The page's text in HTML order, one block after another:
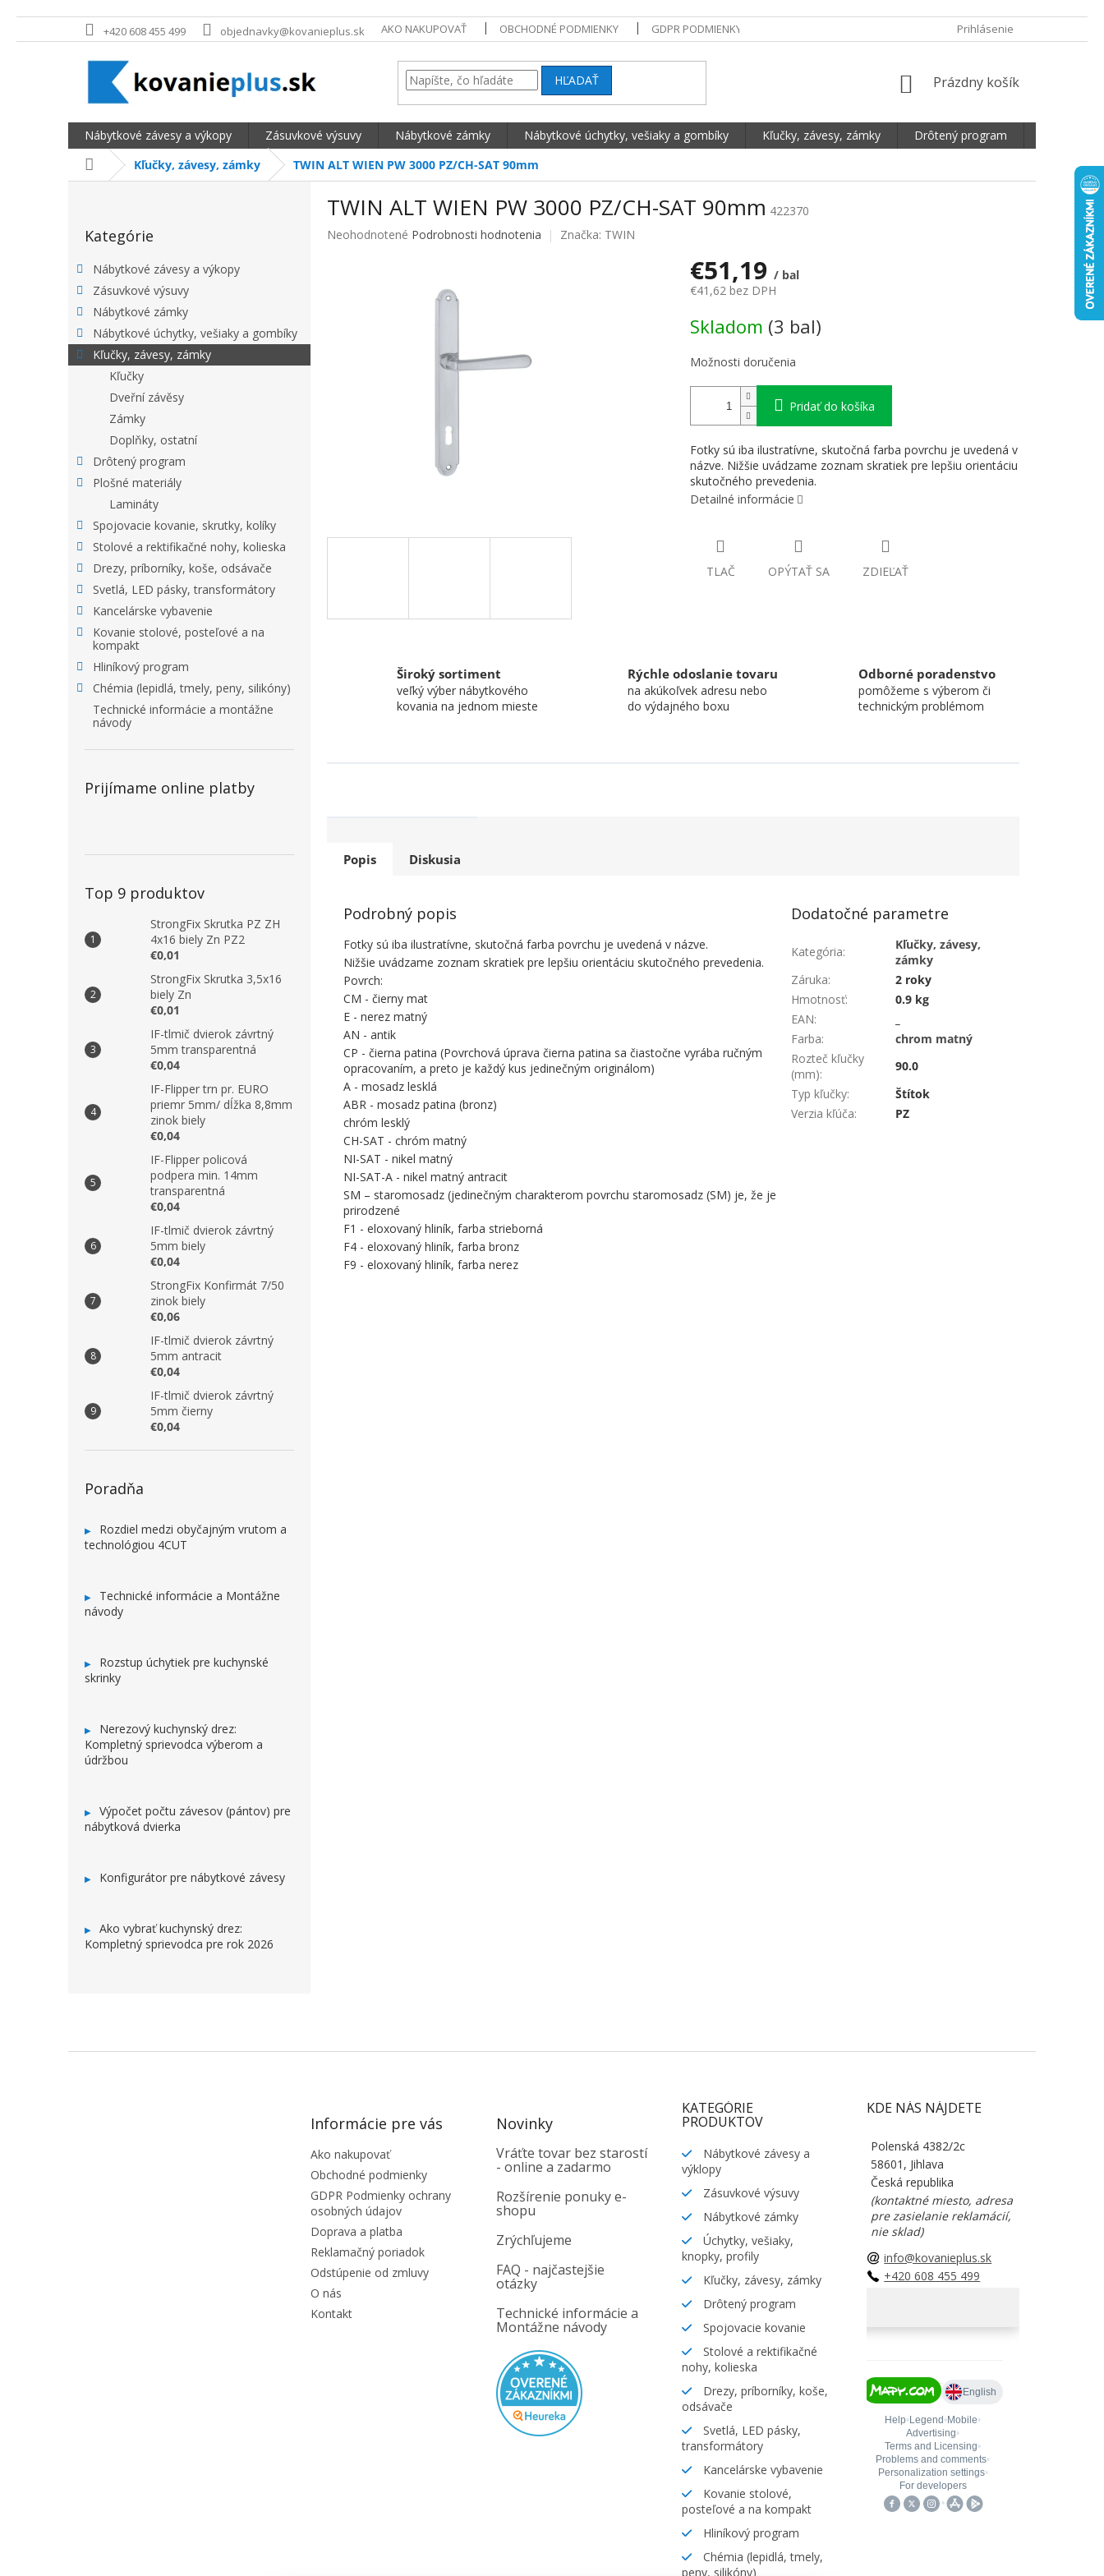
Prejsť na obsah +420 608 455 499 objednavky@kovanieplus.sk AKO NAKUPOVAŤ OBCHODNÉ PODMIENKY GDPR PODMIENKY OCHRANY OSOBNÝCH ÚDAJOV DOPRAVA A PLATBA
Prihlásenie
HĽADAŤ NÁKUPNÝ KOŠÍK
Prázdny košík
Nábytkové závesy a výkopy Zásuvkové výsuvy Nábytkové zámky Nábytkové úchytky, vešiaky a gombíky Kľučky, závesy, zámky Drôtený program
DomovKľučky, závesy, zámky TWIN ALT WIEN PW 3000 PZ/CH-SAT 90mm
BOČNÝ PANEL
Kategórie
Nábytkové závesy a výkopy
Zásuvkové výsuvy
Nábytkové zámky
Nábytkové úchytky, vešiaky a gombíky
Kľučky, závesy, zámky
Kľučky
Dveřní závěsy
Zámky
Doplňky, ostatní
Drôtený program
Plošné materiály
Lamináty
Spojovacie kovanie, skrutky, kolíky
Stolové a rektifikačné nohy, kolieska
Drezy, príborníky, koše, odsávače
Svetlá, LED pásky, transformátory
Kancelárske vybavenie
Kovanie stolové, posteľové a na
kompakt
Hliníkový program
Chémia (lepidlá, tmely, peny, silikóny)
Technické informácie a montážne
návody
Prijímame online platby
Top 9 produktov
StrongFix Skrutka PZ ZH
4x16 biely Zn PZ2
€0,01
StrongFix Skrutka 3,5x16
biely Zn
€0,01
IF-tlmič dvierok závrtný
5mm transparentná
€0,04
IF-Flipper trn pr. EURO
priemr 5mm/ dĺžka 8,8mm
zinok biely
€0,04
IF-Flipper policová
podpera min. 14mm
transparentná
€0,04
IF-tlmič dvierok závrtný
5mm biely
€0,04
StrongFix Konfirmát 7/50
zinok biely
€0,06
IF-tlmič dvierok závrtný
5mm antracit
€0,04
IF-tlmič dvierok závrtný
5mm čierny
€0,04
Poradňa
Rozdiel medzi obyčajným vrutom a
technológiou 4CUT
Technické informácie a Montážne
návody
Rozstup úchytiek pre kuchynské
skrinky
Nerezový kuchynský drez:
Kompletný sprievodca výberom a
údržbou
Výpočet počtu závesov (pántov) pre
nábytková dvierka
Konfigurátor pre nábytkové závesy
Ako vybrať kuchynský drez:
Kompletný sprievodca pre rok 2026
TWIN ALT WIEN PW 3000 PZ/CH-SAT 90mm 422370
Priemerné hodnotenie produktu je 0,0 z 5 hviezdičiek.
Neohodnotené Podrobnosti hodnotenia Značka: TWIN
€51,19 / bal
€41,62 bez DPH
Skladom (3 bal)
Možnosti doručenia
Pridať do košíka
Fotky sú iba ilustratívne, skutočná farba povrchu je uvedená v
názve. Nižšie uvádzame zoznam skratiek pre lepšiu orientáciu
skutočného prevedenia.
Detailné informácie
TLAČ OPÝTAŤ SA ZDIEĽAŤ
Široký sortiment
veľký výber nábytkového
kovania na jednom mieste
Rýchle odoslanie tovaru
na akúkoľvek adresu nebo
do výdajného boxu
Odborné poradenstvo
pomôžeme s výberom či
technickým problémom
Popis Diskusia
Podrobný popis
Fotky sú iba ilustratívne, skutočná farba povrchu je uvedená v názve.
Nižšie uvádzame zoznam skratiek pre lepšiu orientáciu skutočného prevedenia.
Povrch:
CM - čierny mat
E - nerez matný
AN - antik
CP - čierna patina (Povrchová úprava čierna patina sa čiastočne vyrába ručným
opracovaním, a preto je každý kus jedinečným originálom)
A - mosadz lesklá
ABR - mosadz patina (bronz)
chróm lesklý
CH-SAT - chróm matný
NI-SAT - nikel matný
NI-SAT-A - nikel matný antracit
SM – staromosadz (jedinečným charakterom povrchu staromosadz (SM) je, že je
prirodzené
F1 - eloxovaný hliník, farba strieborná
F4 - eloxovaný hliník, farba bronz
F9 - eloxovaný hliník, farba nerez
Dodatočné parametre
Kategória:
Kľučky, závesy,
zámky
Záruka:
2 roky
Hmotnosť:
0.9 kg
EAN:
Farba:
chrom matný
Rozteč kľučky
(mm):
90.0
Typ kľučky:
Štítok
Verzia kľúča: PZ
Informácie pre vás
Ako nakupovať
Obchodné podmienky
GDPR Podmienky ochrany
osobných údajov
Doprava a platba
Reklamačný poriadok
Odstúpenie od zmluvy
O nás
Kontakt
Novinky
Vráťte tovar bez starostí
- online a zadarmo
Rozšírenie ponuky e-
shopu
Zrýchľujeme
FAQ - najčastejšie
otázky
Technické informácie a
Montážne návody
KATEGÓRIE
PRODUKTOV
Nábytkové závesy a
výklopy
Zásuvkové výsuvy
Nábytkové zámky
Úchytky, vešiaky,
knopky, profily
Kľučky, závesy, zámky
Drôtený program
Spojovacie kovanie
Stolové a rektifikačné
nohy, kolieska
Drezy, príborníky, koše,
odsávače
Svetlá, LED pásky,
transformátory
Kancelárske vybavenie
Kovanie stolové,
posteľové a na kompakt
Hliníkový program
Chémia (lepidlá, tmely,
peny, silikóny)
KDE NÁS NÁJDETE
Polenská 4382/2c
58601, Jihlava
Česká republika
(kontaktné miesto, adresa
pre zasielanie reklamácií,
nie sklad)
info@kovanieplus.sk
+420 608 455 499